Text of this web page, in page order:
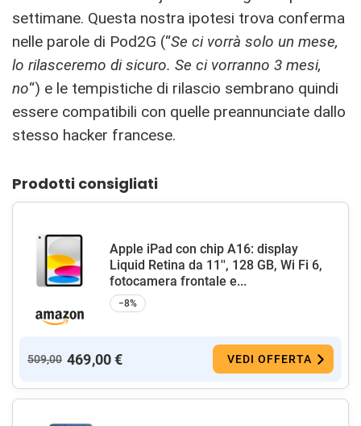
settimane. Questa nostra ipotesi trova conferma
nelle parole di Pod2G (“Se ci vorrà solo un mese,
lo rilasceremo di sicuro. Se ci vorranno 3 mesi,
no“) e le tempistiche di rilascio sembrano quindi
essere compatibili con quelle preannunciate dallo
stesso hacker francese.
Prodotti consigliati
Apple iPad con chip A16: display
Liquid Retina da 11'', 128 GB, Wi Fi 6,
fotocamera frontale e...
−8%
509,00 469,00 € VEDI OFFERTA